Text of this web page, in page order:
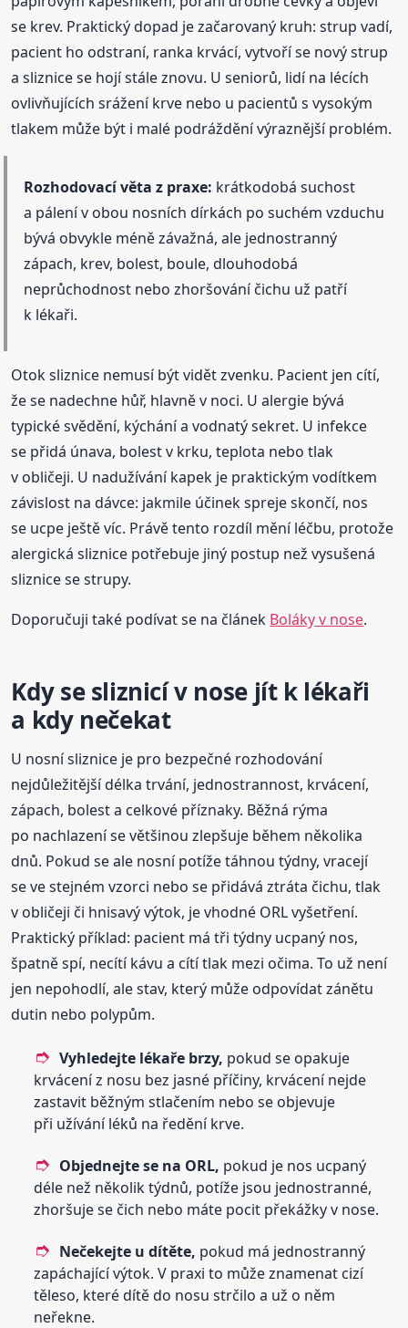
se krev. Praktický dopad je začarovaný kruh: strup vadí,
pacient ho odstraní, ranka krvácí, vytvoří se nový strup
a sliznice se hojí stále znovu. U seniorů, lidí na lécích
ovlivňujících srážení krve nebo u pacientů s vysokým
tlakem může být i malé podráždění výraznější problém.
Rozhodovací věta z praxe: krátkodobá suchost
a pálení v obou nosních dírkách po suchém vzduchu
bývá obvykle méně závažná, ale jednostranný
zápach, krev, bolest, boule, dlouhodobá
neprůchodnost nebo zhoršování čichu už patří
k lékaři.
Otok sliznice nemusí být vidět zvenku. Pacient jen cítí,
že se nadechne hůř, hlavně v noci. U alergie bývá
typické svědění, kýchání a vodnatý sekret. U infekce
se přidá únava, bolest v krku, teplota nebo tlak
v obličeji. U nadužívání kapek je praktickým vodítkem
závislost na dávce: jakmile účinek spreje skončí, nos
se ucpe ještě víc. Právě tento rozdíl mění léčbu, protože
alergická sliznice potřebuje jiný postup než vysušená
sliznice se strupy.
Doporučuji také podívat se na článek Boláky v nose.
Kdy se sliznicí v nose jít k lékaři
a kdy nečekat
U nosní sliznice je pro bezpečné rozhodování
nejdůležitější délka trvání, jednostrannost, krvácení,
zápach, bolest a celkové příznaky. Běžná rýma
po nachlazení se většinou zlepšuje během několika
dnů. Pokud se ale nosní potíže táhnou týdny, vracejí
se ve stejném vzorci nebo se přidává ztráta čichu, tlak
v obličeji či hnisavý výtok, je vhodné ORL vyšetření.
Praktický příklad: pacient má tři týdny ucpaný nos,
špatně spí, necítí kávu a cítí tlak mezi očima. To už není
jen nepohodlí, ale stav, který může odpovídat zánětu
dutin nebo polypům.
Vyhledejte lékaře brzy, pokud se opakuje
krvácení z nosu bez jasné příčiny, krvácení nejde
zastavit běžným stlačením nebo se objevuje
při užívání léků na ředění krve.
Objednejte se na ORL, pokud je nos ucpaný
déle než několik týdnů, potíže jsou jednostranné,
zhoršuje se čich nebo máte pocit překážky v nose.
Nečekejte u dítěte, pokud má jednostranný
zapáchající výtok. V praxi to může znamenat cizí
těleso, které dítě do nosu strčilo a už o něm
neřekne.